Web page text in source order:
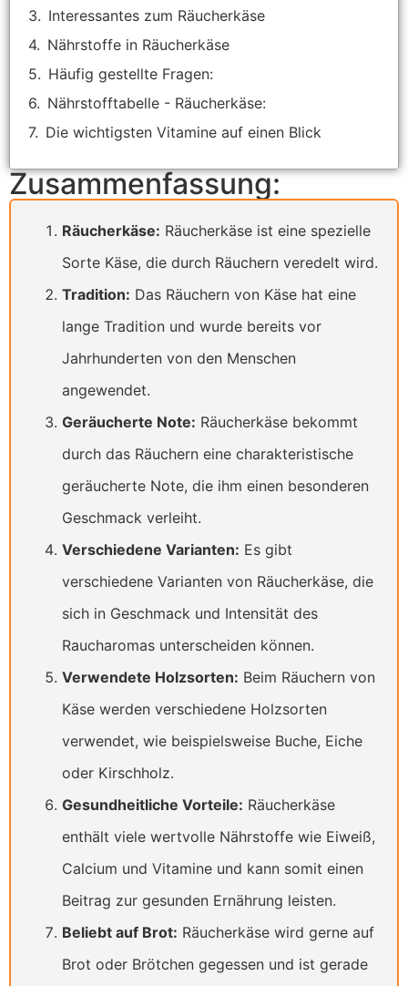
Interessantes zum Räucherkäse
Nährstoffe in Räucherkäse
Häufig gestellte Fragen:
Nährstofftabelle - Räucherkäse:
Die wichtigsten Vitamine auf einen Blick
Zusammenfassung:
Räucherkäse: Räucherkäse ist eine spezielle
Sorte Käse, die durch Räuchern veredelt wird.
Tradition: Das Räuchern von Käse hat eine
lange Tradition und wurde bereits vor
Jahrhunderten von den Menschen
angewendet.
Geräucherte Note: Räucherkäse bekommt
durch das Räuchern eine charakteristische
geräucherte Note, die ihm einen besonderen
Geschmack verleiht.
Verschiedene Varianten: Es gibt
verschiedene Varianten von Räucherkäse, die
sich in Geschmack und Intensität des
Raucharomas unterscheiden können.
Verwendete Holzsorten: Beim Räuchern von
Käse werden verschiedene Holzsorten
verwendet, wie beispielsweise Buche, Eiche
oder Kirschholz.
Gesundheitliche Vorteile: Räucherkäse
enthält viele wertvolle Nährstoffe wie Eiweiß,
Calcium und Vitamine und kann somit einen
Beitrag zur gesunden Ernährung leisten.
Beliebt auf Brot: Räucherkäse wird gerne auf
Brot oder Brötchen gegessen und ist gerade